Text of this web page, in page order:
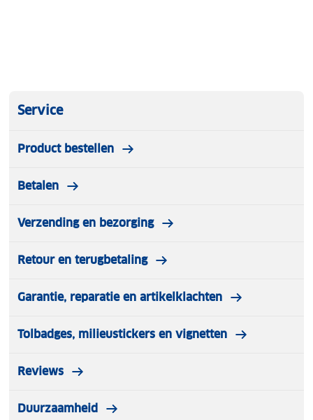
Service
Product bestellen
Betalen
Verzending en bezorging
Retour en terugbetaling
Garantie, reparatie en artikelklachten
Tolbadges, milieustickers en vignetten
Reviews
Duurzaamheid